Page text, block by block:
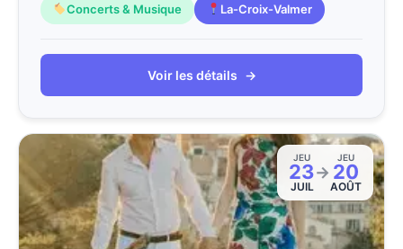
Concerts & Musique La-Croix-Valmer
Voir les détails →
JEU
23
JUIL
→
JEU
20
AOÛT